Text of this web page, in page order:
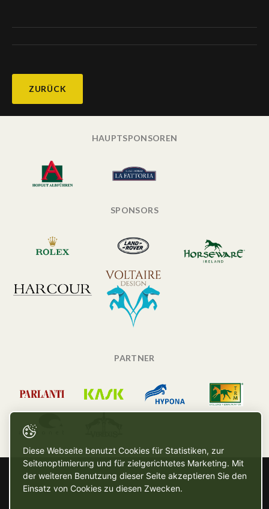
ZURÜCK
HAUPTSPONSOREN
SPONSORS
PARTNER
Diese Webseite benutzt Cookies für Statistiken, zur
Seitenoptimierung und für zielgerichtetes Marketing. Mit
der weiteren Benutzung dieser Seite akzeptieren Sie den
Einsatz von Cookies zu diesen Zwecken.